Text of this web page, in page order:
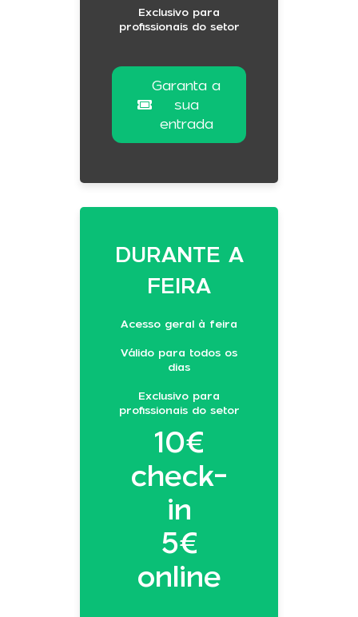
Exclusivo para
profissionais do setor
Garanta a
sua
entrada
DURANTE A
FEIRA
Acesso geral à feira
Válido para todos os
dias
Exclusivo para
profissionais do setor
10€
check-
in
5€
online